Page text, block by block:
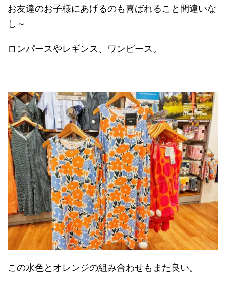
お友達のお子様にあげるのも喜ばれること間違いな
し～
ロンパースやレギンス、ワンピース。
この水色とオレンジの組み合わせもまた良い。